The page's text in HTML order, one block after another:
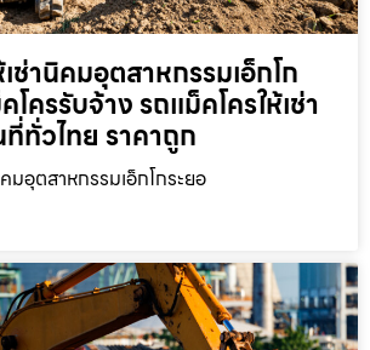
ช่านิคมอุตสาหกรรมเอ็กโก
โครรับจ้าง รถแม็คโครให้เช่า
ทั่วไทย ราคาถูก
มอุตสาหกรรมเอ็กโกระยอ